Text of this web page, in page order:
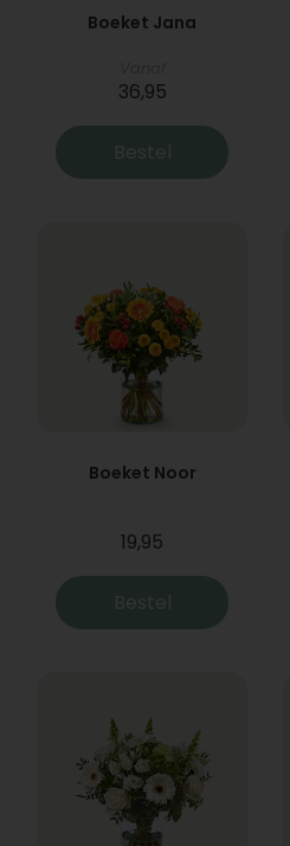
Boeket Jana
36,95
Bestel
Boeket Noor
19,95
Bestel